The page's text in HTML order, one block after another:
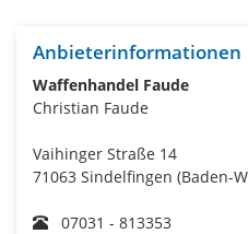
Anbieterinformationen
Waffenhandel Faude
Christian Faude
Vaihinger Straße 14
71063 Sindelfingen (Baden-
07031 - 813353